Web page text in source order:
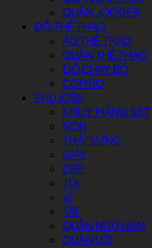
QUẦN JOGGER
ĐỒ THỂ THAO
ÁO THỂ THAO
QUẦN THỂ THAO
ĐỒ CHẠY BỘ
COMBO
PHỤ KIỆN
KHUY MĂNG SÉT
NÓN
THẮT LƯNG
GIÀY
DÉP
TÚI
VÍ
TẤT
QUẦN NGỦ NAM
QUẦN LÓT